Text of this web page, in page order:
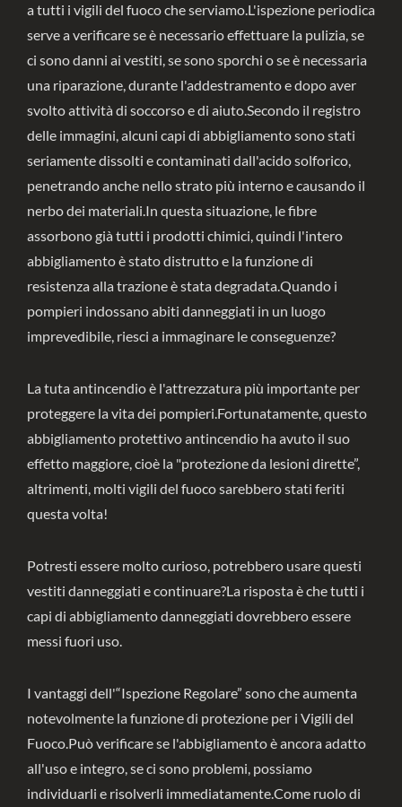
a tutti i vigili del fuoco che serviamo.L'ispezione periodica
serve a verificare se è necessario effettuare la pulizia, se
ci sono danni ai vestiti, se sono sporchi o se è necessaria
una riparazione, durante l'addestramento e dopo aver
svolto attività di soccorso e di aiuto.Secondo il registro
delle immagini, alcuni capi di abbigliamento sono stati
seriamente dissolti e contaminati dall'acido solforico,
penetrando anche nello strato più interno e causando il
nerbo dei materiali.In questa situazione, le fibre
assorbono già tutti i prodotti chimici, quindi l'intero
abbigliamento è stato distrutto e la funzione di
resistenza alla trazione è stata degradata.Quando i
pompieri indossano abiti danneggiati in un luogo
imprevedibile, riesci a immaginare le conseguenze?
La tuta antincendio è l'attrezzatura più importante per
proteggere la vita dei pompieri.Fortunatamente, questo
abbigliamento protettivo antincendio ha avuto il suo
effetto maggiore, cioè la "protezione da lesioni dirette”,
altrimenti, molti vigili del fuoco sarebbero stati feriti
questa volta!
Potresti essere molto curioso, potrebbero usare questi
vestiti danneggiati e continuare?La risposta è che tutti i
capi di abbigliamento danneggiati dovrebbero essere
messi fuori uso.
I vantaggi dell'“Ispezione Regolare” sono che aumenta
notevolmente la funzione di protezione per i Vigili del
Fuoco.Può verificare se l'abbigliamento è ancora adatto
all'uso e integro, se ci sono problemi, possiamo
individuarli e risolverli immediatamente.Come ruolo di